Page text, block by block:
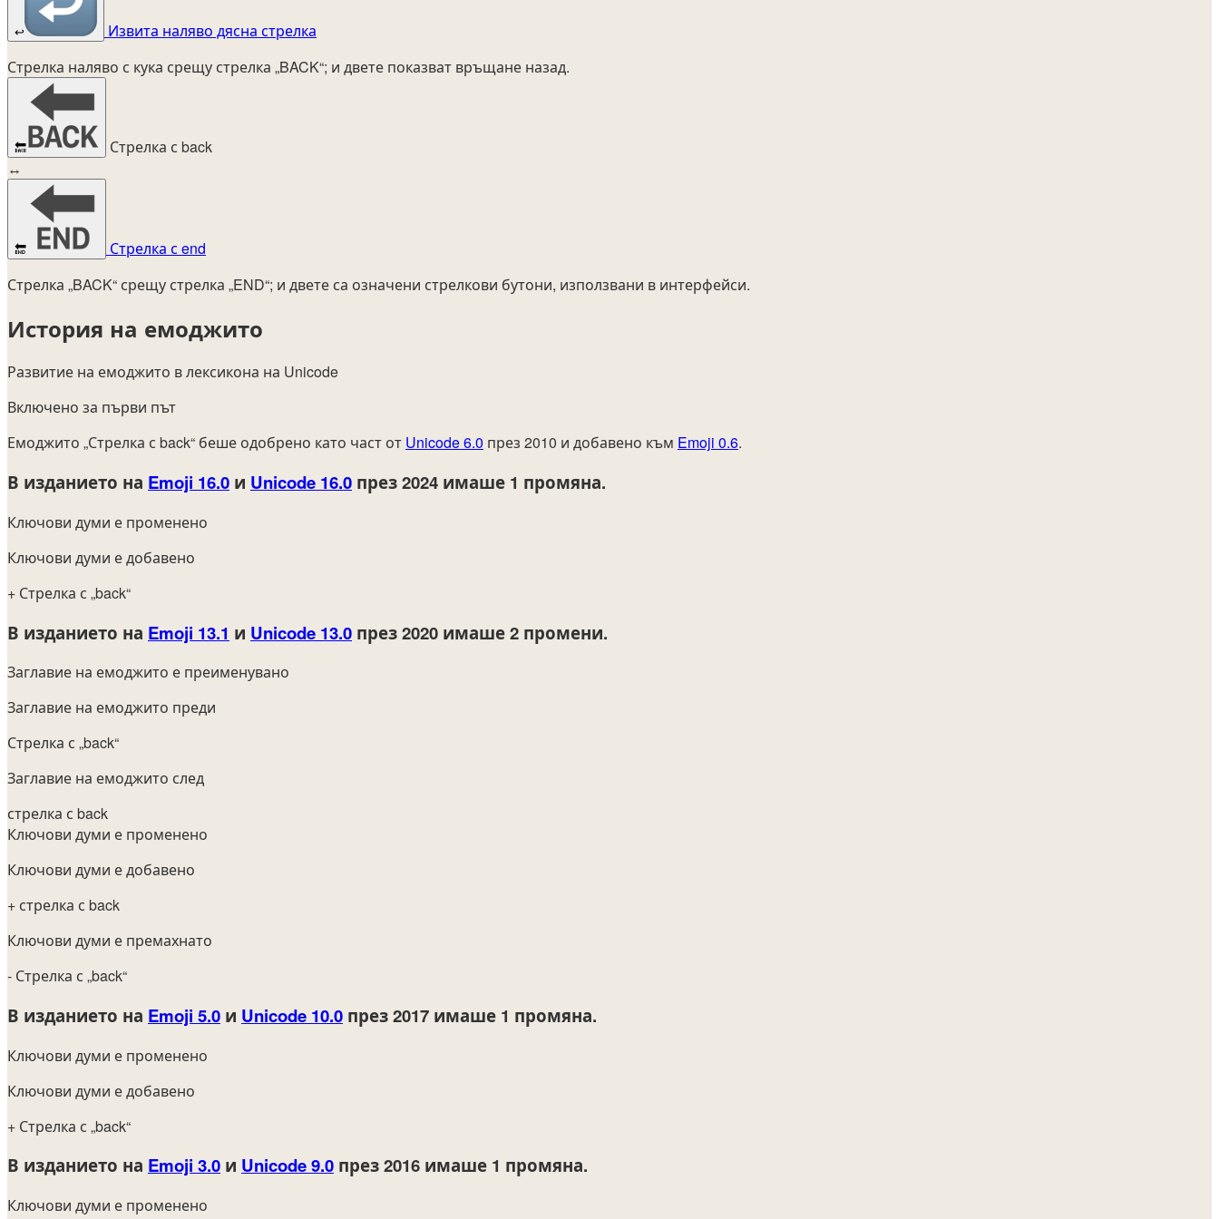
↩️
Извита наляво дясна стрелка
Стрелка наляво с кука срещу стрелка „BACK“; и двете показват връщане назад.
🔙
Стрелка с back
↔
🔚
Стрелка с end
Стрелка „BACK“ срещу стрелка „END“; и двете са означени стрелкови бутони, използвани в интерфейси.
История на емоджито
Развитие на емоджито в лексикона на Unicode
Включено за първи път
Емоджито „Стрелка с back“ беше одобрено като част от Unicode 6.0 през 2010 и добавено към Emoji 0.6.
В изданието на Emoji 16.0 и Unicode 16.0 през 2024 имаше 1 промяна.
Ключови думи е променено
Ключови думи е добавено
+ Стрелка с „back“
В изданието на Emoji 13.1 и Unicode 13.0 през 2020 имаше 2 промени.
Заглавие на емоджито е преименувано
Заглавие на емоджито преди
Стрелка с „back“
Заглавие на емоджито след
стрелка с back
Ключови думи е променено
Ключови думи е добавено
+ стрелка с back
Ключови думи е премахнато
- Стрелка с „back“
В изданието на Emoji 5.0 и Unicode 10.0 през 2017 имаше 1 промяна.
Ключови думи е променено
Ключови думи е добавено
+ Стрелка с „back“
В изданието на Emoji 3.0 и Unicode 9.0 през 2016 имаше 1 промяна.
Ключови думи е променено